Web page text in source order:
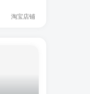
淘宝店铺